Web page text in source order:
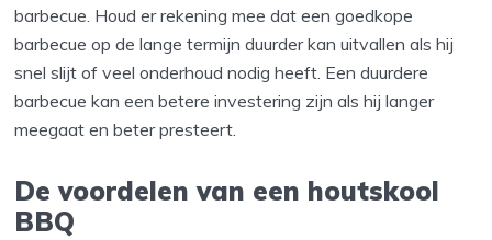
barbecue. Houd er rekening mee dat een goedkope
barbecue op de lange termijn duurder kan uitvallen als hij
snel slijt of veel onderhoud nodig heeft. Een duurdere
barbecue kan een betere investering zijn als hij langer
meegaat en beter presteert.
De voordelen van een houtskool
BBQ